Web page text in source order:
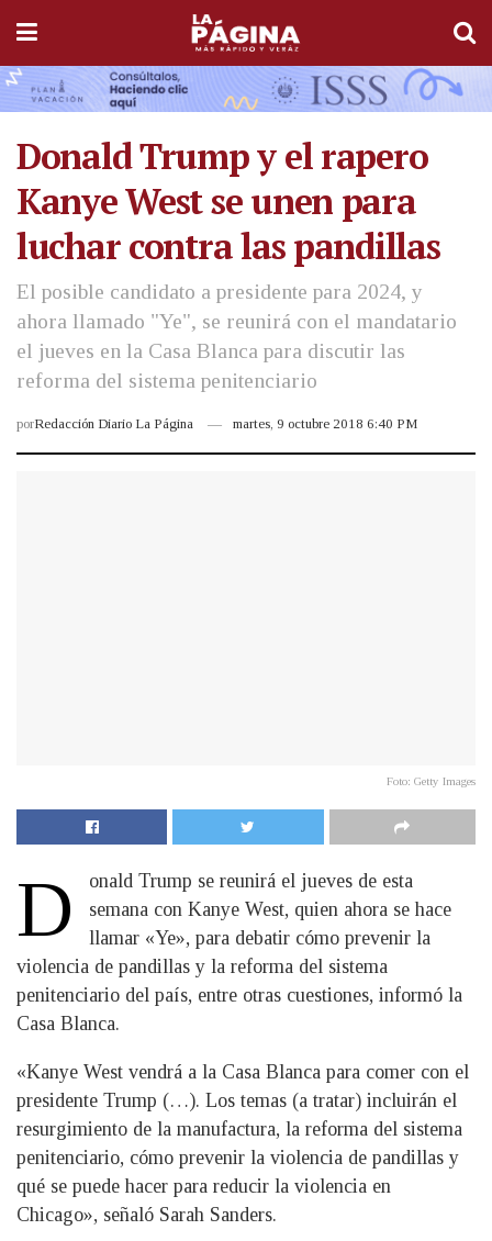
Donald Trump y el rapero
Kanye West se unen para
luchar contra las pandillas
El posible candidato a presidente para 2024, y
ahora llamado "Ye", se reunirá con el mandatario
el jueves en la Casa Blanca para discutir las
reforma del sistema penitenciario
porRedacción Diario La Página martes, 9 octubre 2018 6:40 PM
Foto: Getty Images
D
onald Trump se reunirá el jueves de esta
semana con Kanye West, quien ahora se hace
llamar «Ye», para debatir cómo prevenir la
violencia de pandillas y la reforma del sistema
penitenciario del país, entre otras cuestiones, informó la
Casa Blanca.
«Kanye West vendrá a la Casa Blanca para comer con el
presidente Trump (…). Los temas (a tratar) incluirán el
resurgimiento de la manufactura, la reforma del sistema
penitenciario, cómo prevenir la violencia de pandillas y
qué se puede hacer para reducir la violencia en
Chicago», señaló Sarah Sanders.